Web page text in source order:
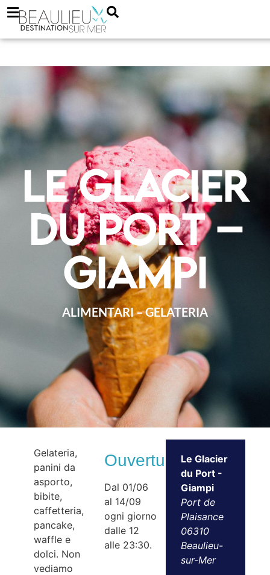
Le Glacier
du Port –
Giampi
ALIMENTARI – GELATERIA
Gelateria,
panini da
asporto,
bibite,
caffetteria,
pancake,
waffle e
dolci. Non
vediamo
Ouvertures
Dal 01/06
al 14/09
ogni giorno
dalle 12
alle 23:30.
Le Glacier
du Port -
Giampi
Port de
Plaisance
06310
Beaulieu-
sur-Mer